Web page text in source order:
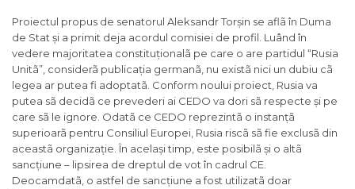
Proiectul propus de senatorul Aleksandr Torșin se aflã în Duma
de Stat și a primit deja acordul comisiei de profil. Luând în
vedere majoritatea constituționalã pe care o are partidul “Rusia
Unitã”, considerã publicația germanã, nu existã nici un dubiu cã
legea ar putea fi adoptatã. Conform noului proiect, Rusia va
putea sã decidã ce prevederi ai CEDO va dori sã respecte și pe
care sã le ignore. Odatã ce CEDO reprezintã o instanțã
superioarã pentru Consiliul Europei, Rusia riscã sã fie exclusã din
aceastã organizație. În același timp, este posibilã și o altã
sancțiune – lipsirea de dreptul de vot în cadrul CE.
Deocamdatã, o astfel de sancțiune a fost utilizatã doar